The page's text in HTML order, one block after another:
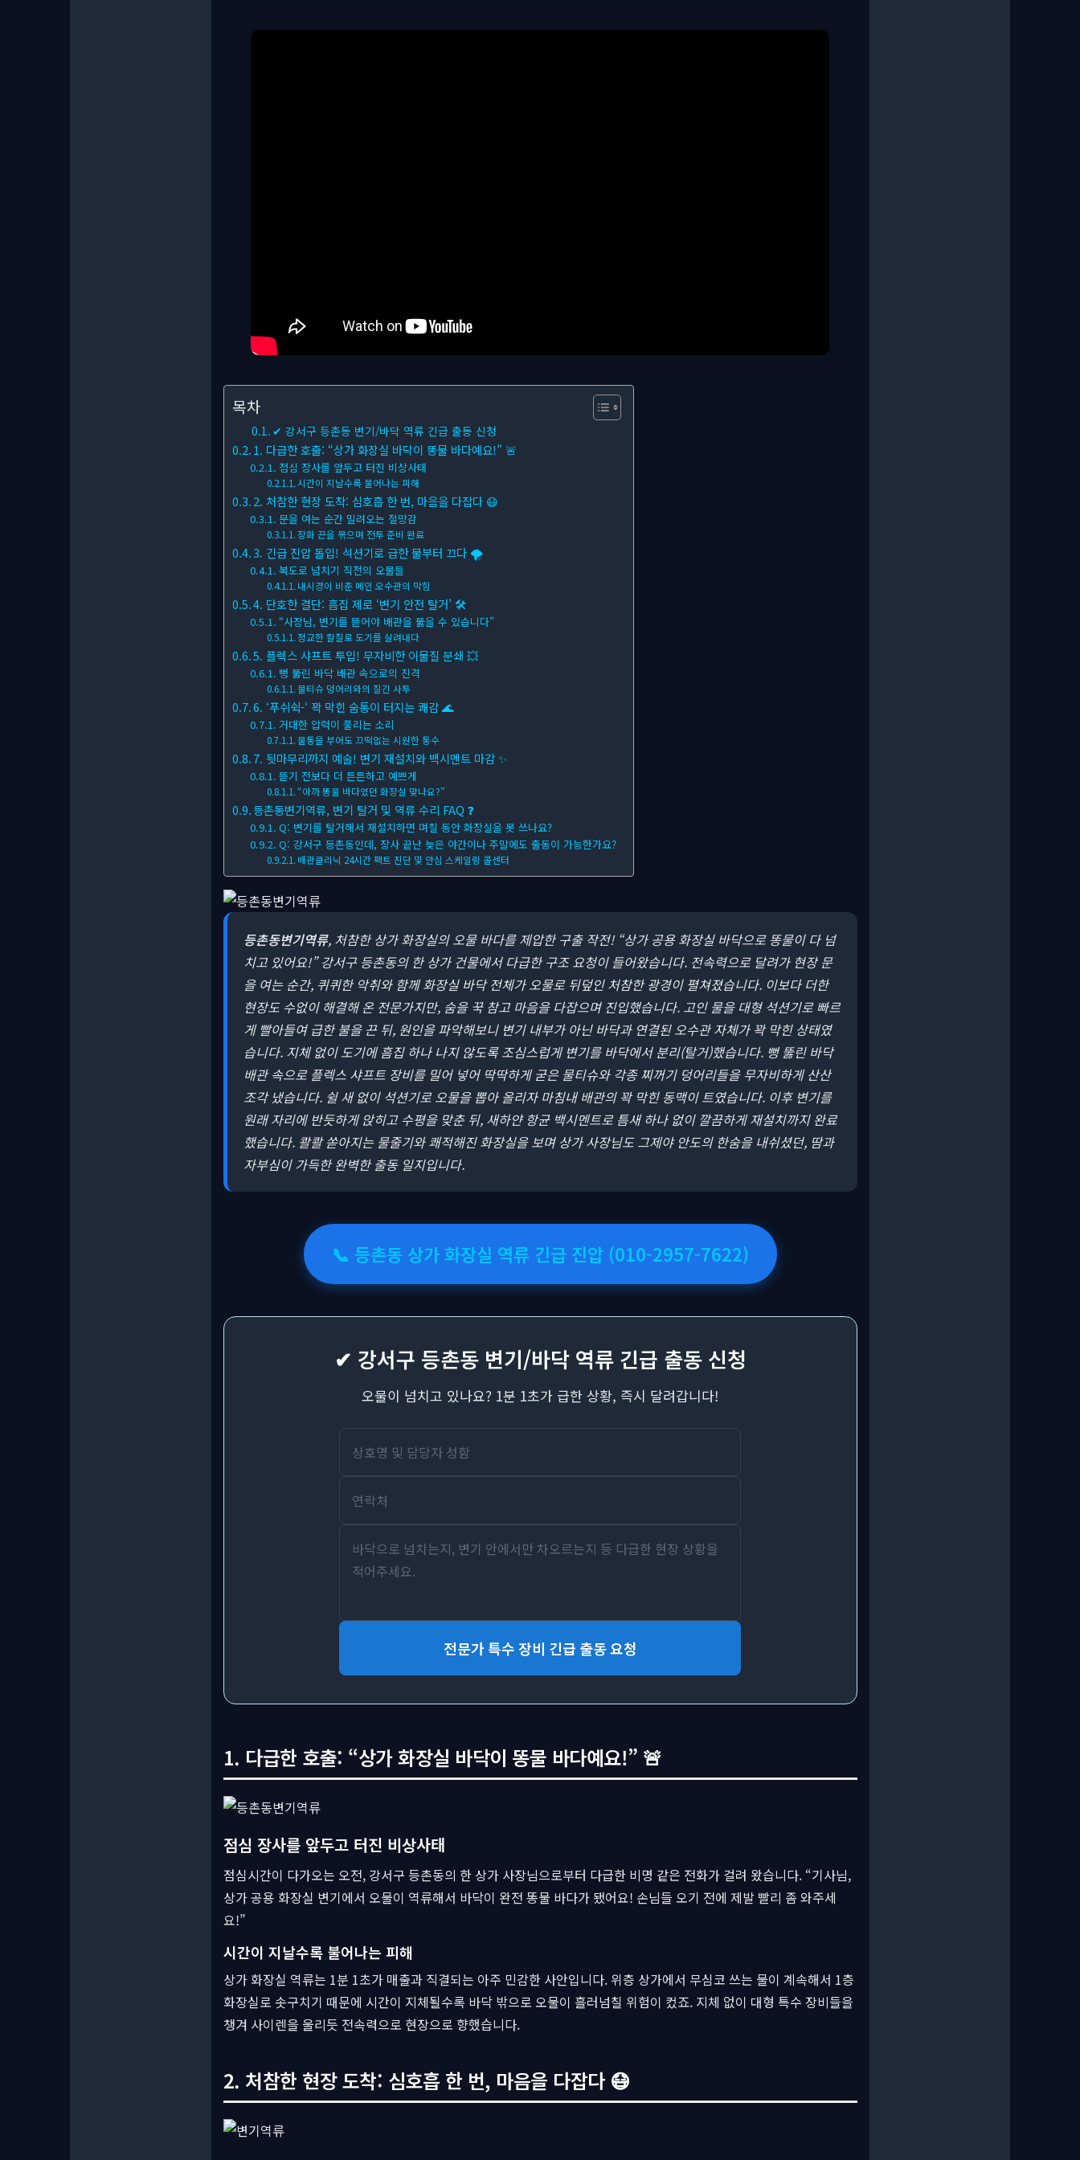
목차
✔ 강서구 등촌동 변기/바닥 역류 긴급 출동 신청
1. 다급한 호출: “상가 화장실 바닥이 똥물 바다예요!” 🚨
점심 장사를 앞두고 터진 비상사태
시간이 지날수록 불어나는 피해
2. 처참한 현장 도착: 심호흡 한 번, 마음을 다잡다 😷
문을 여는 순간 밀려오는 절망감
장화 끈을 묶으며 전투 준비 완료
3. 긴급 진압 돌입! 석션기로 급한 불부터 끄다 🌪
복도로 넘치기 직전의 오물들
내시경이 비춘 메인 오수관의 막힘
4. 단호한 결단: 흠집 제로 ‘변기 안전 탈거’ 🛠
“사장님, 변기를 뜯어야 배관을 뚫을 수 있습니다”
정교한 칼질로 도기를 살려내다
5. 플렉스 샤프트 투입! 무자비한 이물질 분쇄 💥
뻥 뚫린 바닥 배관 속으로의 진격
물티슈 덩어리와의 질긴 사투
6. ‘푸쉬쉭-‘ 꽉 막힌 숨통이 터지는 쾌감 🌊
거대한 압력이 풀리는 소리
물통을 부어도 끄떡없는 시원한 통수
7. 뒷마무리까지 예술! 변기 재설치와 백시멘트 마감 ✨
뜯기 전보다 더 튼튼하고 예쁘게
“아까 똥물 바다였던 화장실 맞나요?”
등촌동변기역류, 변기 탈거 및 역류 수리 FAQ ❓
Q: 변기를 탈거해서 재설치하면 며칠 동안 화장실을 못 쓰나요?
Q: 강서구 등촌동인데, 장사 끝난 늦은 야간이나 주말에도 출동이 가능한가요?
배관클리닉 24시간 팩트 진단 및 안심 스케일링 콜센터
등촌동변기역류, 처참한 상가 화장실의 오물 바다를 제압한 구출 작전! “상가 공용 화장실 바닥으로 똥물이 다 넘
치고 있어요!” 강서구 등촌동의 한 상가 건물에서 다급한 구조 요청이 들어왔습니다. 전속력으로 달려가 현장 문
을 여는 순간, 퀴퀴한 악취와 함께 화장실 바닥 전체가 오물로 뒤덮인 처참한 광경이 펼쳐졌습니다. 이보다 더한
현장도 수없이 해결해 온 전문가지만, 숨을 꾹 참고 마음을 다잡으며 진입했습니다. 고인 물을 대형 석션기로 빠르
게 빨아들여 급한 불을 끈 뒤, 원인을 파악해보니 변기 내부가 아닌 바닥과 연결된 오수관 자체가 꽉 막힌 상태였
습니다. 지체 없이 도기에 흠집 하나 나지 않도록 조심스럽게 변기를 바닥에서 분리(탈거)했습니다. 뻥 뚫린 바닥
배관 속으로 플렉스 샤프트 장비를 밀어 넣어 딱딱하게 굳은 물티슈와 각종 찌꺼기 덩어리들을 무자비하게 산산
조각 냈습니다. 쉴 새 없이 석션기로 오물을 뽑아 올리자 마침내 배관의 꽉 막힌 동맥이 트였습니다. 이후 변기를
원래 자리에 반듯하게 앉히고 수평을 맞춘 뒤, 새하얀 항균 백시멘트로 틈새 하나 없이 깔끔하게 재설치까지 완료
했습니다. 콸콸 쏟아지는 물줄기와 쾌적해진 화장실을 보며 상가 사장님도 그제야 안도의 한숨을 내쉬셨던, 땀과
자부심이 가득한 완벽한 출동 일지입니다.
📞 등촌동 상가 화장실 역류 긴급 진압 (010-2957-7622)
✔ 강서구 등촌동 변기/바닥 역류 긴급 출동 신청
오물이 넘치고 있나요? 1분 1초가 급한 상황, 즉시 달려갑니다!
전문가 특수 장비 긴급 출동 요청
1. 다급한 호출: “상가 화장실 바닥이 똥물 바다예요!” 🚨
점심 장사를 앞두고 터진 비상사태
점심시간이 다가오는 오전, 강서구 등촌동의 한 상가 사장님으로부터 다급한 비명 같은 전화가 걸려 왔습니다. “기사님,
상가 공용 화장실 변기에서 오물이 역류해서 바닥이 완전 똥물 바다가 됐어요! 손님들 오기 전에 제발 빨리 좀 와주세
요!”
시간이 지날수록 불어나는 피해
상가 화장실 역류는 1분 1초가 매출과 직결되는 아주 민감한 사안입니다. 위층 상가에서 무심코 쓰는 물이 계속해서 1층
화장실로 솟구치기 때문에 시간이 지체될수록 바닥 밖으로 오물이 흘러넘칠 위험이 컸죠. 지체 없이 대형 특수 장비들을
챙겨 사이렌을 울리듯 전속력으로 현장으로 향했습니다.
2. 처참한 현장 도착: 심호흡 한 번, 마음을 다잡다 😷